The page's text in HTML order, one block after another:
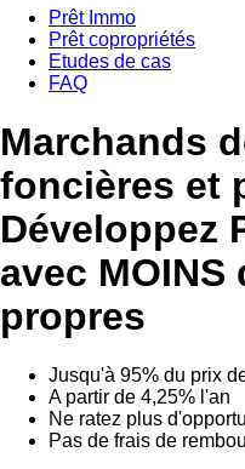
Prêt Immo
Prêt copropriétés
Etudes de cas
FAQ
Marchands
foncières et
Développez
avec MOINS
propres
Jusqu'à 95% du prix
A partir de 4,25% l'an
Ne ratez plus
Pas de frais de